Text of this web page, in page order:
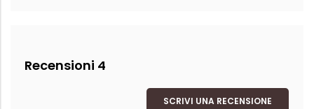
Recensioni 4
SCRIVI UNA RECENSIONE